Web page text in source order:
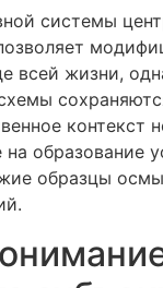
системы
всей жизни,
контекст
образование
образцы